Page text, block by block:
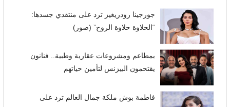
جورجينا رودريغيز ترد على منتقدي جسدها:
“الحلاوة حلاوة الروح” (صور)
بمطاعم ومشروعات عقارية وطبية.. فنانون
يقتحمون البيزنس لتأمين حياتهم
فاطمة بوش ملكة جمال العالم ترد على